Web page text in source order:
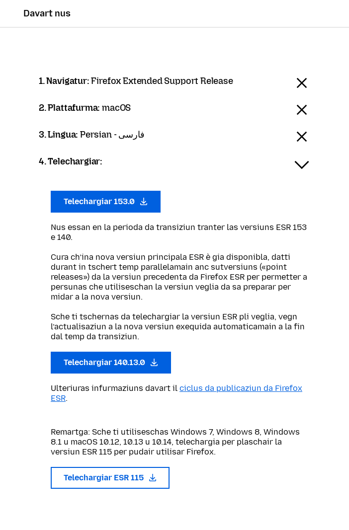
Davart nus
1. Navigatur:Firefox Extended Support Release
2. Plattafurma:macOS
3. Lingua: Persian - فارسی
4. Telechargiar:
Telechargiar 153.0
Nus essan en la perioda da transiziun tranter las versiuns ESR 153
e 140.
Cura ch’ina nova versiun principala ESR è gia disponibla, datti
durant in tschert temp parallelamain anc sutversiuns («point
releases») da la versiun precedenta da Firefox ESR per permetter a
persunas che utiliseschan la versiun veglia da sa preparar per
midar a la nova versiun.
Sche ti tschernas da telechargiar la versiun ESR pli veglia, vegn
l’actualisaziun a la nova versiun exequida automaticamain a la fin
dal temp da transiziun.
Telechargiar 140.13.0
Ulteriuras infurmaziuns davart il ciclus da publicaziun da Firefox
ESR.
Remartga: Sche ti utiliseschas Windows 7, Windows 8, Windows
8.1 u macOS 10.12, 10.13 u 10.14, telechargia per plaschair la
versiun ESR 115 per pudair utilisar Firefox.
Telechargiar ESR 115